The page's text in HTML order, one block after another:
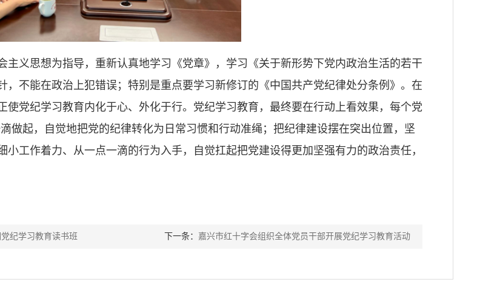
主义思想为指导，重新认真地学习《党章》，学习《关于新形势下党内政治生活的若干
不能在政治上犯错误；特别是重点要学习新修订的《中国共产党纪律处分条例》。在
使党纪学习教育内化于心、外化于行。党纪学习教育，最终要在行动上看效果，每个党
做起，自觉地把党的纪律转化为日常习惯和行动准绳；把纪律建设摆在突出位置，坚
工作着力、从一点一滴的行为入手，自觉扛起把党建设得更加坚强有力的政治责任，
纪学习教育读书班 下一条： 嘉兴市红十字会组织全体党员干部开展党纪学习教育活动